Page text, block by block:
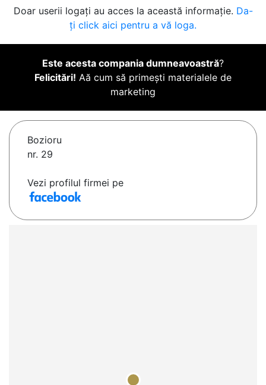
Doar userii logați au acces la această informație. Da-
ți click aici pentru a vă loga.
Este acesta compania dumneavoastră?
Felicitări! Aă cum să primești materialele de
marketing
Bozioru
nr. 29
Vezi profilul firmei pe